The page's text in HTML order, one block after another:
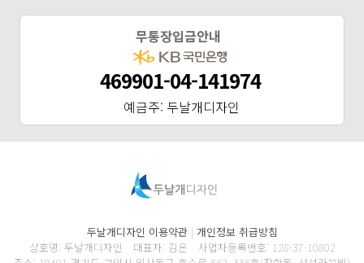
무통장입금안내
469901-04-141974
예금주: 두날개디자인
두날개디자인 이용약관| 개인정보 취급방침
상호명: 두날개디자인 대표자: 김은 사업자등록번호: 128-37-10802